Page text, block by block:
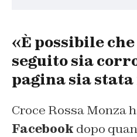
«È possibile
seguito sia
pagina sia
Croce Rossa Monza
Facebook dopo